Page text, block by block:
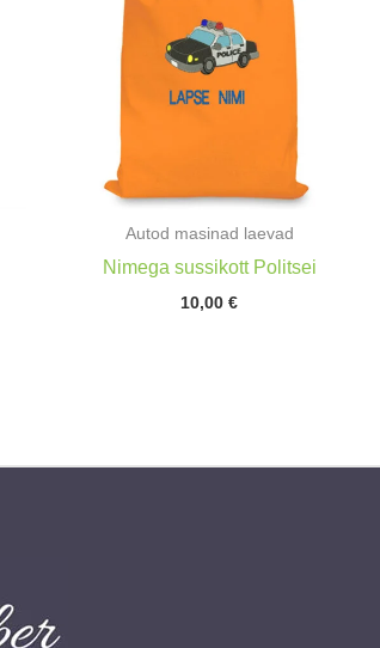
Autod masinad laevad
Nimega sussikott Politsei
10,00€